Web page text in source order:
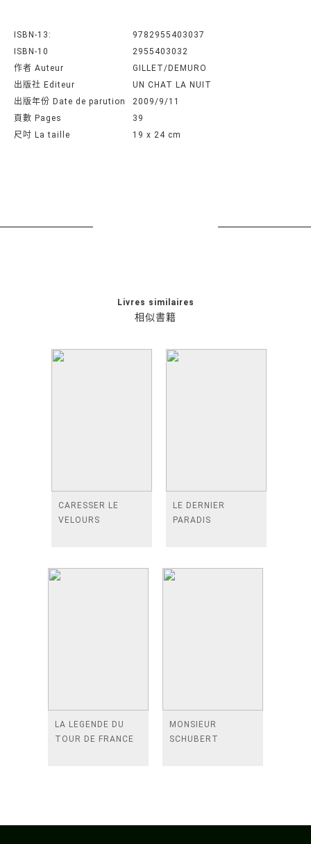
ISBN-13:
9782955403037
ISBN-10
2955403032
作者 Auteur
GILLET/DEMURO
出版社 Editeur
UN CHAT LA NUIT
出版年份 Date de parution
2009/9/11
頁數 Pages
39
尺吋 La taille
19 x 24 cm
相似書籍
Livres similaires
CARESSER LE
VELOURS
LE DERNIER
PARADIS
LA LEGENDE DU
TOUR DE FRANCE
MONSIEUR
SCHUBERT